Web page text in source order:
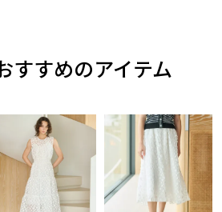
すすめのアイテム